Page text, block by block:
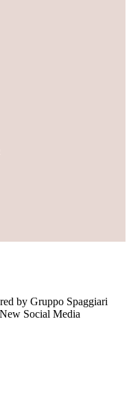
by Gruppo Spaggiari
Social Media